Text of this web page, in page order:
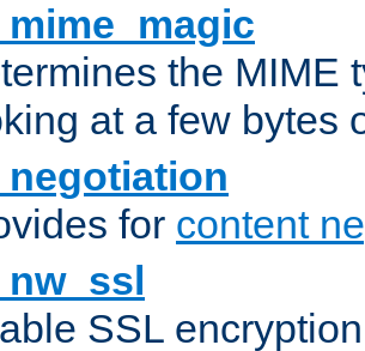
the MIME
at a few bytes
for content
SSL